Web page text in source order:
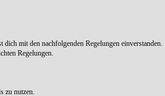
mit den nachfolgenden Regelungen einverstanden.
Regelungen.
zu nutzen.